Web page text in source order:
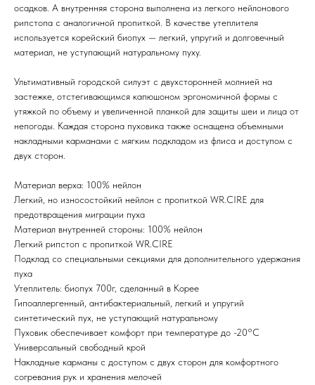
осадков. А внутренняя сторона выполнена из легкого нейлонового
рипстопа с аналогичной пропиткой. В качестве утеплителя
используется корейский биопух — легкий, упругий и долговечный
материал, не уступающий натуральному пуху.
Ультимативный городской силуэт с двухсторонней молнией на
застежке, отстегивающимся капюшоном эргономичной формы с
утяжкой по объему и увеличенной планкой для защиты шеи и лица от
непогоды. Каждая сторона пуховика также оснащена объемными
накладными карманами с мягким подкладом из флиса и доступом с
двух сторон.
Материал верха: 100% нейлон
Легкий, но износостойкий нейлон с пропиткой WR.CIRE для
предотвращения миграции пуха
Материал внутренней стороны: 100% нейлон
Легкий рипстоп с пропиткой WR.СIRE
Подклад со специальными секциями для дополнительного удержания
пуха
Утеплитель: биопух 700г, сделанный в Корее
Гипоаллергенный, антибактериальный, легкий и упругий
синтетический пух, не уступающий натуральному
Пуховик обеспечивает комфорт при температуре до -20°С
Универсальный свободный крой
Накладные карманы с доступом с двух сторон для комфортного
согревания рук и хранения мелочей
Политика конфидениальности
Почта
KVADRAT159PERM@MAIL.RU
Первыми получайте специальные
предложения и узнавайте новинки
Нажимая на кнопку вы соглашаетесь с политикой
конфиденцильности
ЛУНАЧАРСКОГО, 1 ЭТАЖ,
ВХОД ЧЕРЕЗ ТОРГОВУЮ
ГАЛЕРЕЮ
Адрес магазина
SUBMIT
11:00-21:00
Время работы
TG